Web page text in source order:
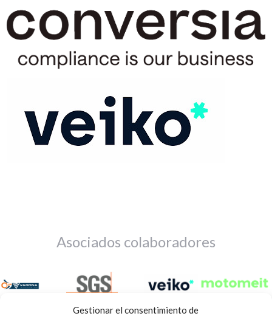
Gestionar el consentimiento de
Asociados colaboradores